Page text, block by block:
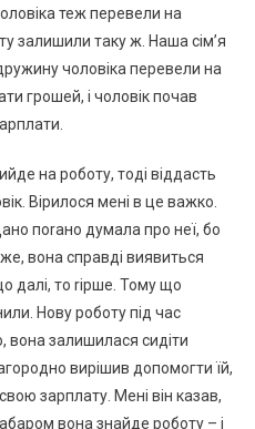
теж перевели на
залишили таку ж. Наша сім’я
чоловіка перевели на
грошей, і чоловік почав
на роботу, тоді віддасть
Вірилося мені в це важко.
поrано думала про неї, бо
вона справді виявиться
далі, то rірше. Тому що
Нову роботу під час
вона залишилася сидіти
вирішив допомогти їй,
зарплату. Мені він казав,
вона знайде роботу – і